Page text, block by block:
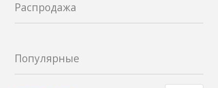
Распродажа
Популярные